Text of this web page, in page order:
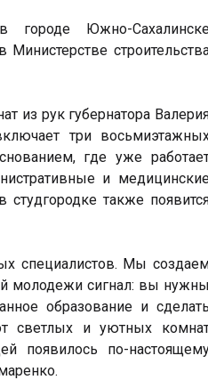
городе Южно-
из рук губернатора
три
где уже
и
также
специалистов. Мы
молодежи сигнал: вы нужны
образование и сделать
светлых и уютных
появилось по-